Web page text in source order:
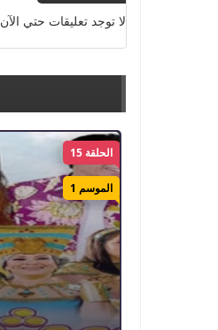
لا توجد تعليقات حتي الآن
الحلقة 15
الموسم 1